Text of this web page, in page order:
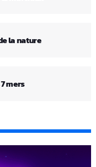
la nature
mers